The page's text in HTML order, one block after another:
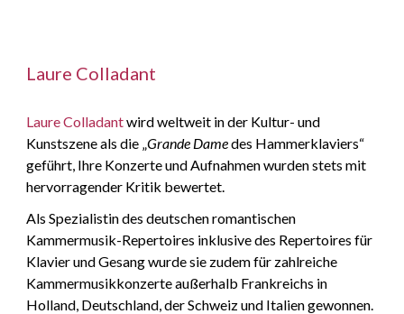
Laure Colladant
Laure Colladantwird weltweit in der Kultur- und
Kunstszene als die „Grande Damedes Hammerklaviers“
geführt, Ihre Konzerte und Aufnahmen wurden stets mit
hervorragender Kritik bewertet.
Als Spezialistin des deutschen romantischen
Kammermusik-Repertoires inklusive des Repertoires für
Klavier und Gesang wurde sie zudem für zahlreiche
Kammermusikkonzerte außerhalb Frankreichs in
Holland, Deutschland, der Schweiz und Italien gewonnen.